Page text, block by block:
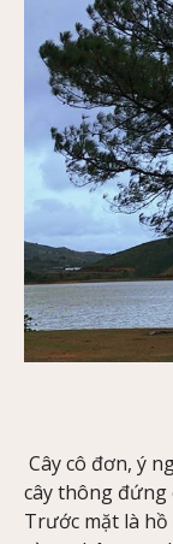
Cây cô đơn, ý
cây thông
Trước mặt là